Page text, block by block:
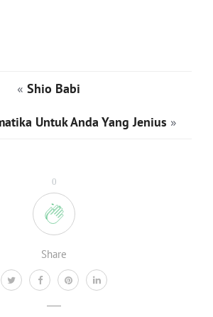
0
Share
« Shio Babi
Untuk Anda Yang Jenius »